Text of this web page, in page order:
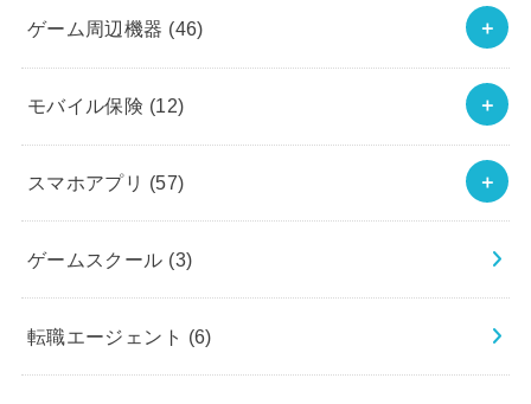
ゲーム周辺機器 (46)
モバイル保険 (12)
スマホアプリ (57)
ゲームスクール (3)
転職エージェント (6)